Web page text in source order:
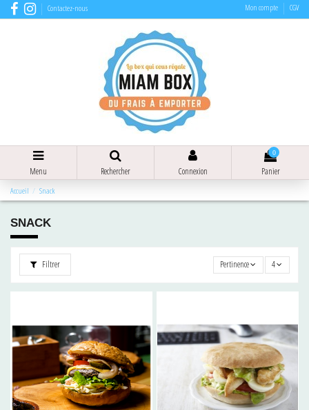
Contactez-nous Mon compte CGV
Menu Rechercher Connexion
0
Panier
Accueil Snack
SNACK
Filtrer Pertinence 4